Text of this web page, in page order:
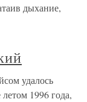
дыхание,
удалось
1996 года,